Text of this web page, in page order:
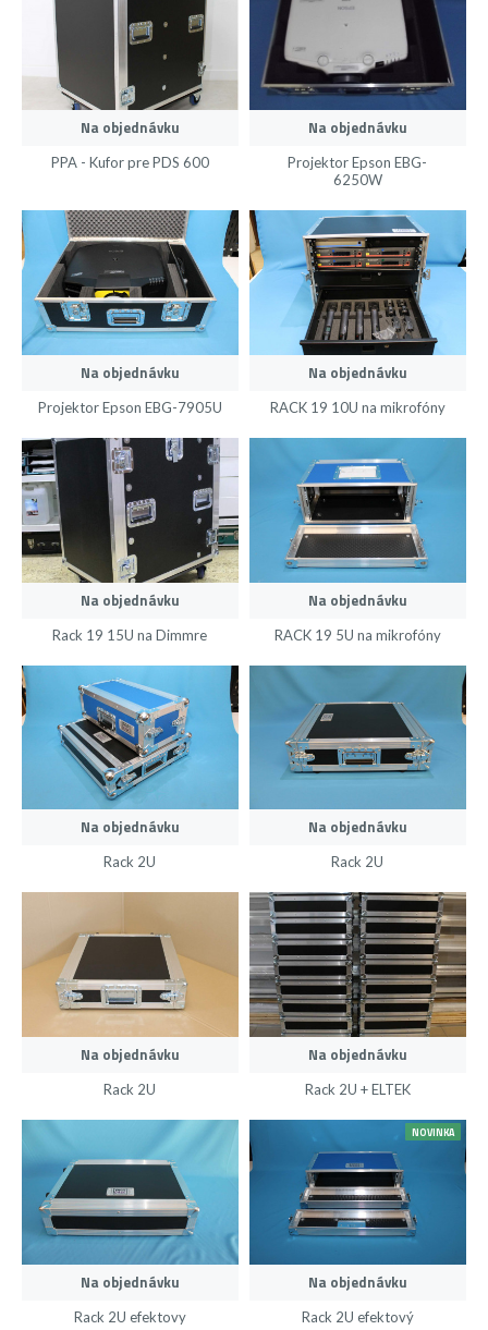
Na objednávku
PPA - Kufor pre PDS 600
Na objednávku
Projektor Epson EBG-
6250W
Na objednávku
Projektor Epson EBG-7905U
Na objednávku
RACK 19 10U na mikrofóny
Na objednávku
Rack 19 15U na Dimmre
Na objednávku
RACK 19 5U na mikrofóny
Na objednávku
Rack 2U
Na objednávku
Rack 2U
Na objednávku
Rack 2U
Na objednávku
Rack 2U + ELTEK
Na objednávku
Rack 2U efektovy
NOVINKA
Na objednávku
Rack 2U efektový